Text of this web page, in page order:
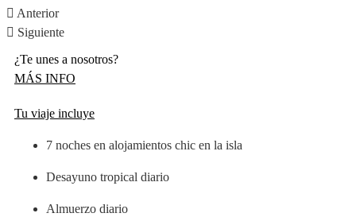
Anterior
Siguiente
¿Te unes a nosotros?
MÁS INFO
Tu viaje incluye
7 noches en alojamientos chic en la isla
Desayuno tropical diario
Almuerzo diario